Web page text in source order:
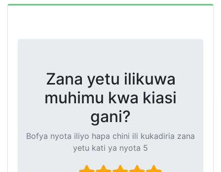
Zana yetu ilikuwa
muhimu kwa kiasi
gani?
Bofya nyota iliyo hapa chini ili kukadiria zana
yetu kati ya nyota 5